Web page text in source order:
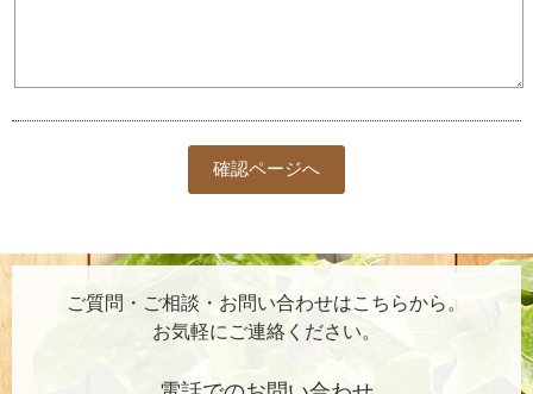
ご質問・ご相談・お問い合わせはこちらから。
お気軽にご連絡ください。